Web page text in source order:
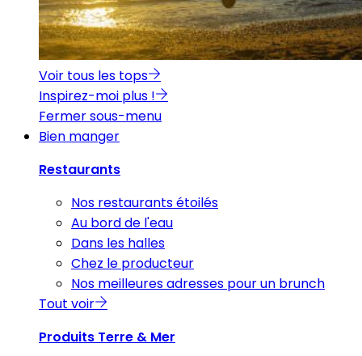
Voir tous les tops
Inspirez-moi plus !
Fermer sous-menu
Bien manger
Restaurants
Nos restaurants étoilés
Au bord de l'eau
Dans les halles
Chez le producteur
Nos meilleures adresses pour un brunch
Tout voir
Produits Terre & Mer